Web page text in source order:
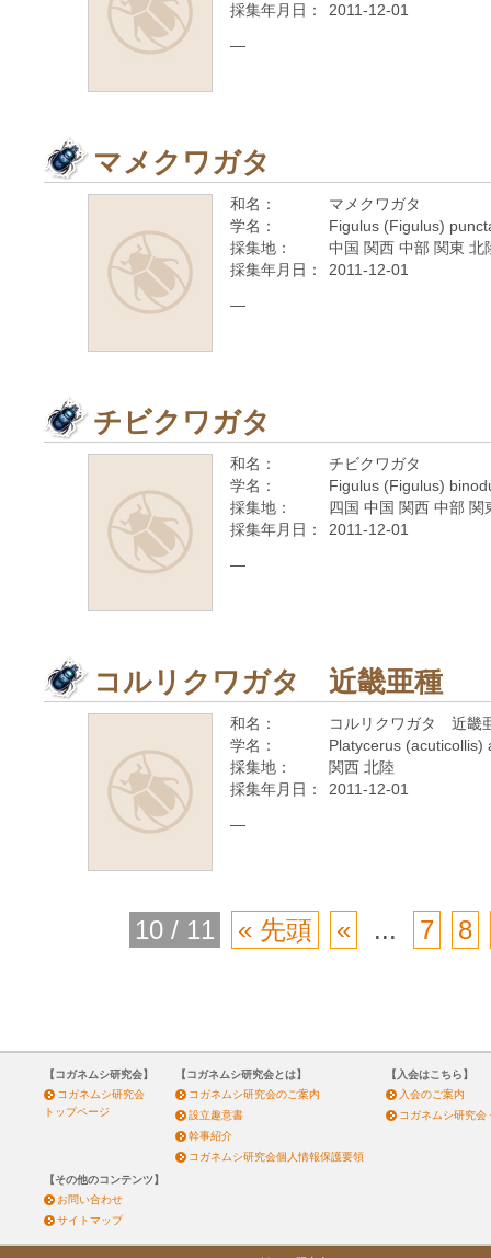
採集年月日：
2011-12-01
—
マメクワガタ
和名：
マメクワガタ
学名：
Figulus (Figulus)
採集地：
中国 関西 中部 関東
採集年月日：
2011-12-01
—
チビクワガタ
和名：
チビクワガタ
学名：
Figulus (Figulus)
採集地：
四国 中国 関西 中部
採集年月日：
2011-12-01
—
コルリクワガタ 近畿亜種
和名：
コルリクワガタ 近畿
学名：
Platycerus (acuticollis)
採集地：
関西 北陸
採集年月日：
2011-12-01
—
10 / 11 « 先頭 « ... 7 8
【コガネムシ研究会】
コガネムシ研究会
トップページ
【コガネムシ研究会とは】
コガネムシ研究会のご案内
設立趣意書
幹事紹介
コガネムシ研究会個人情報保護要領
【入会はこちら】
入会のご案内
コガネムシ研究会
【その他のコンテンツ】
お問い合わせ
サイトマップ